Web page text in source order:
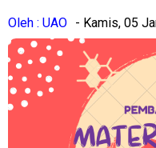
Oleh : UAO - Kamis, 05